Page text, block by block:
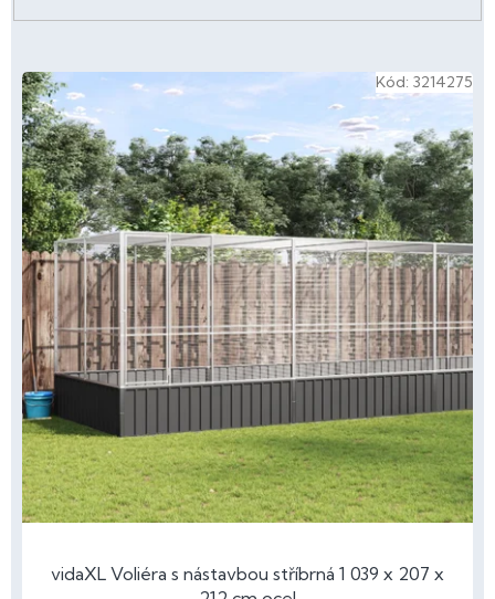
V
ý
p
p
o
d
u
k
ů
vidaXL Voliéra s nástavbou stříbrná 1 039 x 207 x
Kód: 3214275